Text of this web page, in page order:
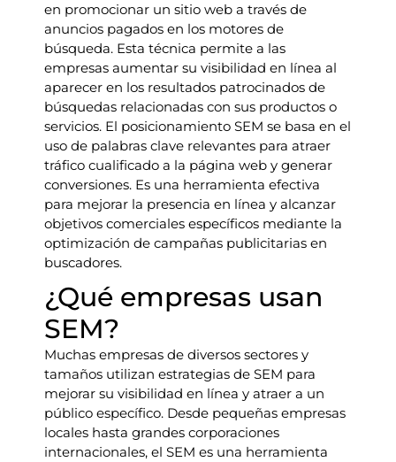
en promocionar un sitio web a través de
anuncios pagados en los motores de
búsqueda. Esta técnica permite a las
empresas aumentar su visibilidad en línea al
aparecer en los resultados patrocinados de
búsquedas relacionadas con sus productos o
servicios. El posicionamiento SEM se basa en el
uso de palabras clave relevantes para atraer
tráfico cualificado a la página web y generar
conversiones. Es una herramienta efectiva
para mejorar la presencia en línea y alcanzar
objetivos comerciales específicos mediante la
optimización de campañas publicitarias en
buscadores.
¿Qué empresas usan
SEM?
Muchas empresas de diversos sectores y
tamaños utilizan estrategias de SEM para
mejorar su visibilidad en línea y atraer a un
público específico. Desde pequeñas empresas
locales hasta grandes corporaciones
internacionales, el SEM es una herramienta